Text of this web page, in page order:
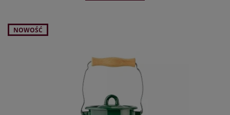
NOWOŚĆ